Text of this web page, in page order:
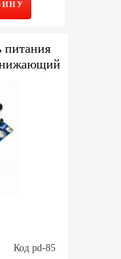
питания
Код pd-85